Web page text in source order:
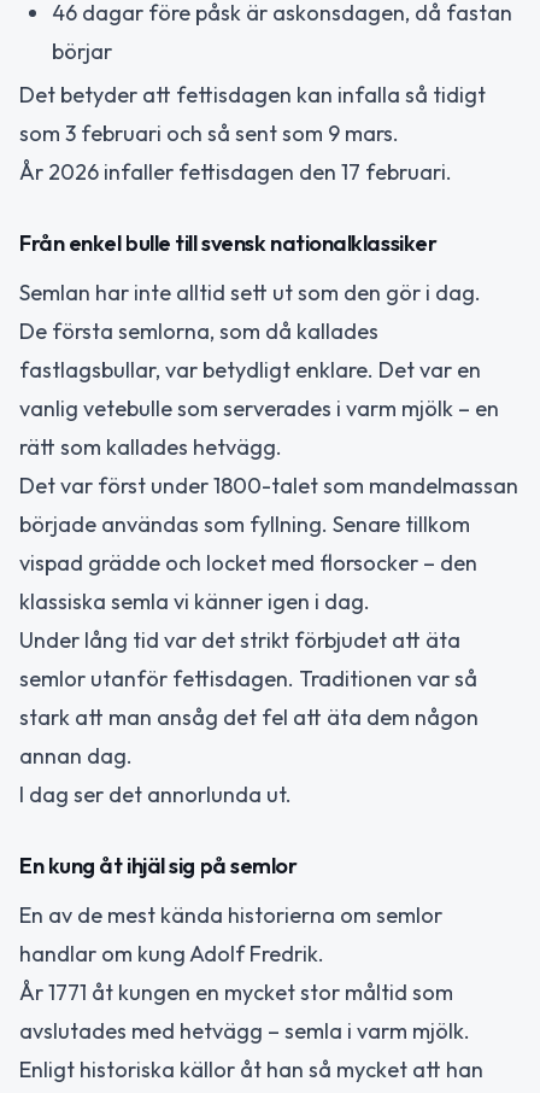
46 dagar före påsk är askonsdagen, då fastan
börjar
Det betyder att fettisdagen kan infalla så tidigt
som 3 februari och så sent som 9 mars.
År 2026 infaller fettisdagen den 17 februari.
Från enkel bulle till svensk nationalklassiker
Semlan har inte alltid sett ut som den gör i dag.
De första semlorna, som då kallades
fastlagsbullar, var betydligt enklare. Det var en
vanlig vetebulle som serverades i varm mjölk – en
rätt som kallades hetvägg.
Det var först under 1800-talet som mandelmassan
började användas som fyllning. Senare tillkom
vispad grädde och locket med florsocker – den
klassiska semla vi känner igen i dag.
Under lång tid var det strikt förbjudet att äta
semlor utanför fettisdagen. Traditionen var så
stark att man ansåg det fel att äta dem någon
annan dag.
I dag ser det annorlunda ut.
En kung åt ihjäl sig på semlor
En av de mest kända historierna om semlor
handlar om kung Adolf Fredrik.
År 1771 åt kungen en mycket stor måltid som
avslutades med hetvägg – semla i varm mjölk.
Enligt historiska källor åt han så mycket att han